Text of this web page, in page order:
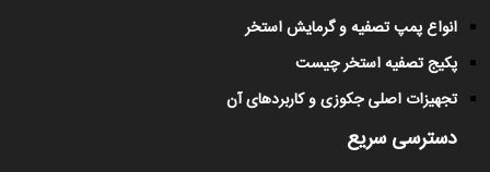
انواع پمپ تصفیه و گرمایش استخر
پکیج تصفیه استخر چیست
تجهیزات اصلی جکوزی و کاربردهای آن
دسترسی سریع